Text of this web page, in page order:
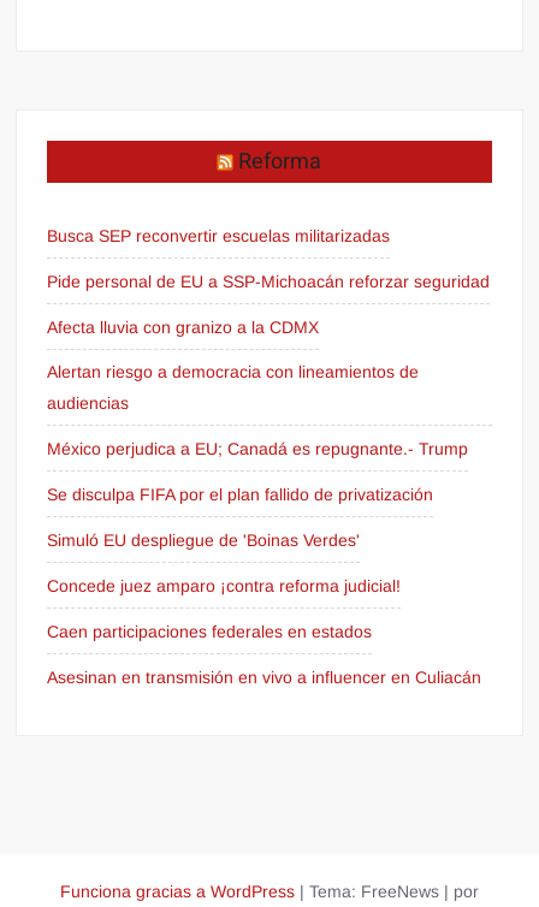
Reforma
Busca SEP reconvertir escuelas militarizadas
Pide personal de EU a SSP-Michoacán reforzar seguridad
Afecta lluvia con granizo a la CDMX
Alertan riesgo a democracia con lineamientos de
audiencias
México perjudica a EU; Canadá es repugnante.- Trump
Se disculpa FIFA por el plan fallido de privatización
Simuló EU despliegue de 'Boinas Verdes'
Concede juez amparo ¡contra reforma judicial!
Caen participaciones federales en estados
Asesinan en transmisión en vivo a influencer en Culiacán
Funciona gracias a WordPress | Tema: FreeNews | por